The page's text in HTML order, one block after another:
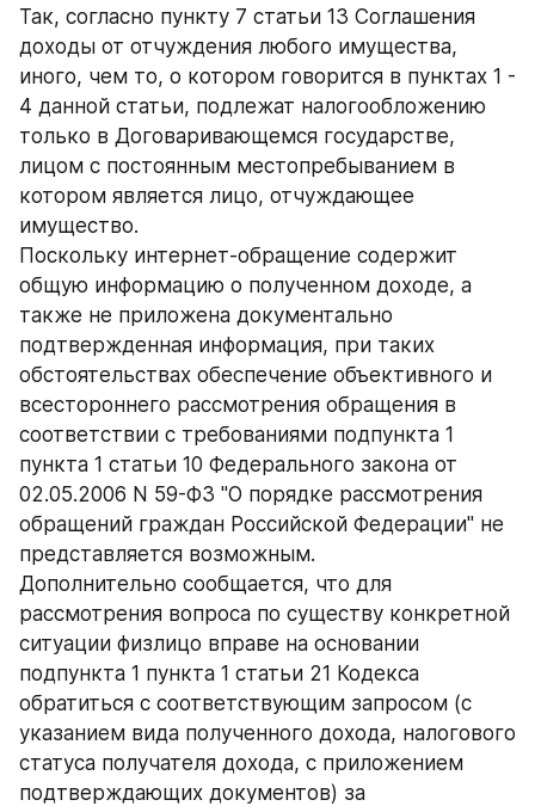
Так, согласно пункту 7 статьи 13 Соглашения
доходы от отчуждения любого имущества,
иного, чем то, о котором говорится в пунктах 1 -
4 данной статьи, подлежат налогообложению
только в Договаривающемся государстве,
лицом с постоянным местопребыванием в
котором является лицо, отчуждающее
имущество.
Поскольку интернет-обращение содержит
общую информацию о полученном доходе, а
также не приложена документально
подтвержденная информация, при таких
обстоятельствах обеспечение объективного и
всестороннего рассмотрения обращения в
соответствии с требованиями подпункта 1
пункта 1 статьи 10 Федерального закона от
02.05.2006 N 59-ФЗ "О порядке рассмотрения
обращений граждан Российской Федерации" не
представляется возможным.
Дополнительно сообщается, что для
рассмотрения вопроса по существу конкретной
ситуации физлицо вправе на основании
подпункта 1 пункта 1 статьи 21 Кодекса
обратиться с соответствующим запросом (с
указанием вида полученного дохода, налогового
статуса получателя дохода, с приложением
подтверждающих документов) за